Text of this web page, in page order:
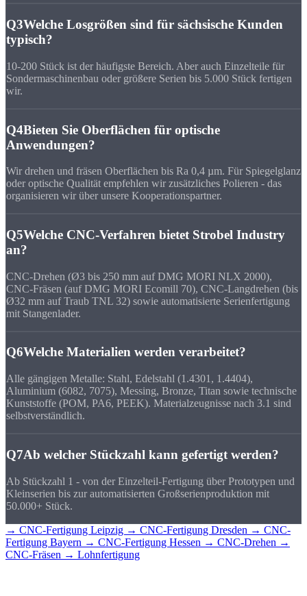
Q3Welche Losgrößen sind für sächsische Kunden
typisch?
10-200 Stück ist der häufigste Bereich. Aber auch Einzelteile für
Sondermaschinenbau oder größere Serien bis 5.000 Stück fertigen
wir.
Q4Bieten Sie Oberflächen für optische
Anwendungen?
Wir drehen und fräsen Oberflächen bis Ra 0,4 µm. Für Spiegelglanz
oder optische Qualität empfehlen wir zusätzliches Polieren - das
organisieren wir über unsere Kooperationspartner.
Q5Welche CNC-Verfahren bietet Strobel Industry
an?
CNC-Drehen (Ø3 bis 250 mm auf DMG MORI NLX 2000),
CNC-Fräsen (auf DMG MORI Ecomill 70), CNC-Langdrehen (bis
Ø32 mm auf Traub TNL 32) sowie automatisierte Serienfertigung
mit Stangenlader.
Q6Welche Materialien werden verarbeitet?
Alle gängigen Metalle: Stahl, Edelstahl (1.4301, 1.4404),
Aluminium (6082, 7075), Messing, Bronze, Titan sowie technische
Kunststoffe (POM, PA6, PEEK). Materialzeugnisse nach 3.1 sind
selbstverständlich.
Q7Ab welcher Stückzahl kann gefertigt werden?
Ab Stückzahl 1 - von der Einzelteil-Fertigung über Prototypen und
Kleinserien bis zur automatisierten Großserienproduktion mit
50.000+ Stück.
→ CNC-Fertigung Leipzig → CNC-Fertigung Dresden → CNC-
Fertigung Bayern → CNC-Fertigung Hessen → CNC-Drehen →
CNC-Fräsen → Lohnfertigung